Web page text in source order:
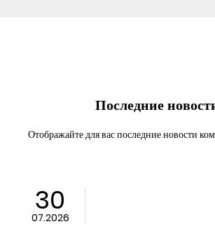
Последние
Отображайте для вас последние новости